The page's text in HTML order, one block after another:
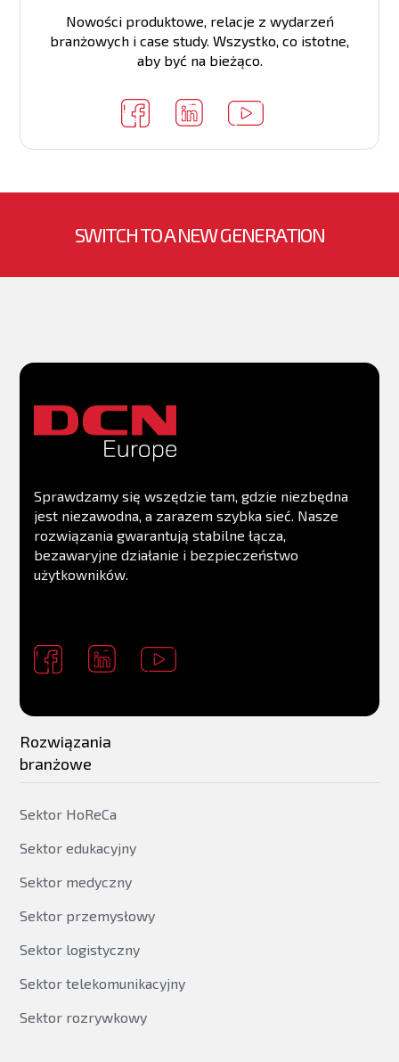
Nowości produktowe, relacje z wydarzeń
branżowych i case study. Wszystko, co istotne,
aby być na bieżąco.
SWITCH TO A NEW GENERATION
Sprawdzamy się wszędzie tam, gdzie niezbędna
jest niezawodna, a zarazem szybka sieć. Nasze
rozwiązania gwarantują stabilne łącza,
bezawaryjne działanie i bezpieczeństwo
użytkowników.
Rozwiązania
branżowe
Sektor HoReCa
Sektor edukacyjny
Sektor medyczny
Sektor przemysłowy
Sektor logistyczny
Sektor telekomunikacyjny
Sektor rozrywkowy